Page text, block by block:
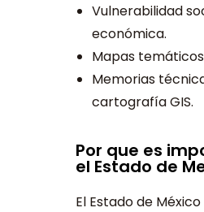
Vulnerabilidad
económica.
Mapas
Memorias
cartografía GIS.
Por que es
el Estado de
El Estado de